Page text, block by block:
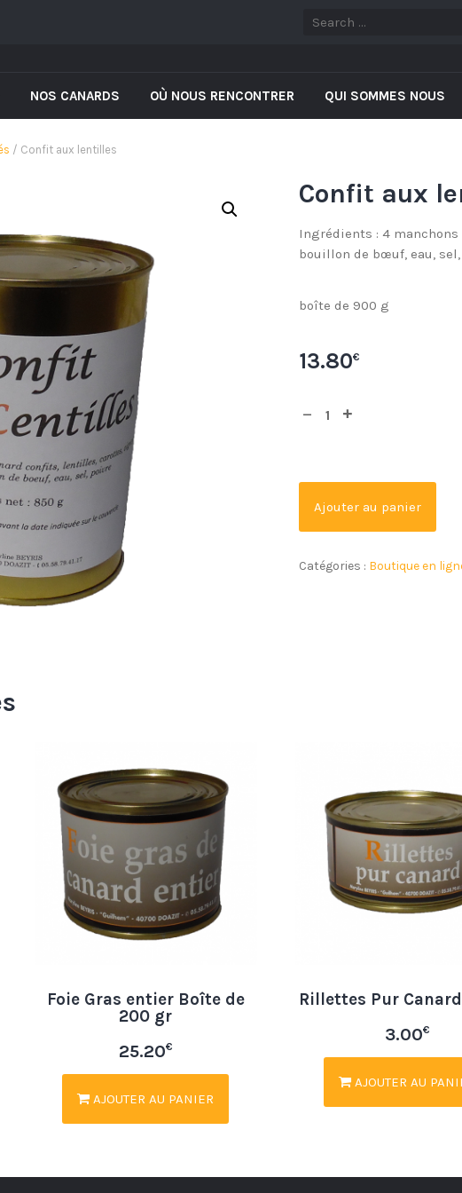
NOS CANARDS OÙ NOUS RENCONTRER QUI SOMMES NOUS
/ Confit aux lentilles
Confit aux
Ingrédients : 4
bouillon de bœuf, eau,
boîte de 900 g
13.80€
Ajouter au panier
Catégories : Boutique en
Foie Gras entier Boîte de
200 gr
25.20€
AJOUTER AU PANIER
Rillettes Pur
3.00€
AJOUTER AU